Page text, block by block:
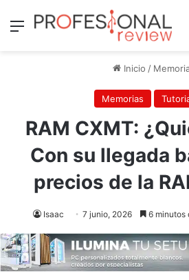
Menú
Inicio /
Memorias
RAM CXMT:
Con su llegada
precios de la
Isaac 7 junio, 2026 6 minutos